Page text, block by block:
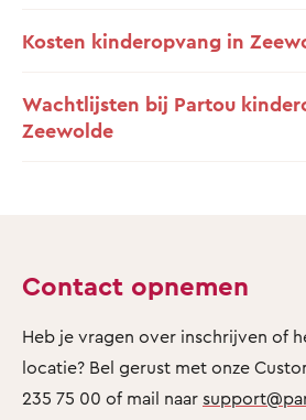
Kosten kinderopvang in
Wachtlijsten bij Partou
Zeewolde
Contact opnemen
Heb je vragen over inschrijven of
locatie? Bel gerust met onze
235 75 00 of mail naar